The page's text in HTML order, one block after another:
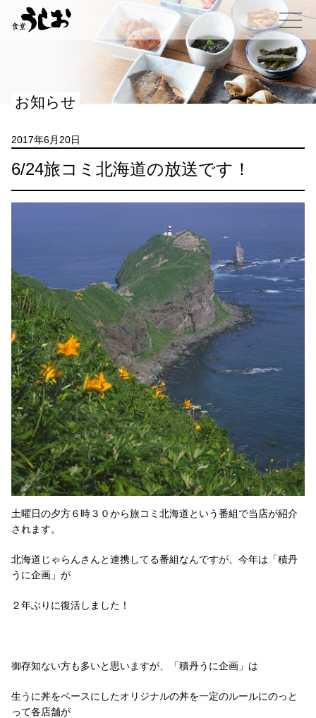
メニュー
お知らせ
2017年6月20日
6/24旅コミ北海道の放送です！
土曜日の夕方６時３０から旅コミ北海道という番組で当店が紹介
されます。
北海道じゃらんさんと連携してる番組なんですが、今年は「積丹
うに企画」が
２年ぶりに復活しました！
御存知ない方も多いと思いますが、「積丹うに企画」は
生うに丼をベースにしたオリジナルの丼を一定のルールにのっと
って各店舗が